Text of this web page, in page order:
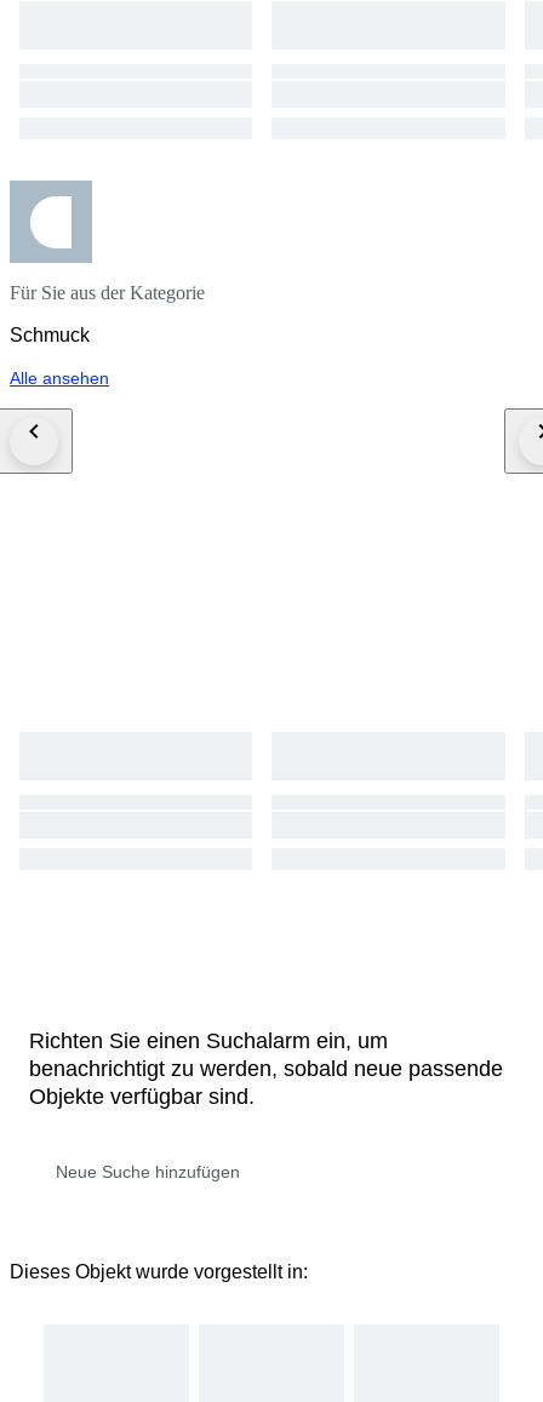
Für Sie aus der Kategorie
Schmuck
Alle ansehen
Richten Sie einen Suchalarm ein, um
benachrichtigt zu werden, sobald neue passende
Objekte verfügbar sind.
Dieses Objekt wurde vorgestellt in: